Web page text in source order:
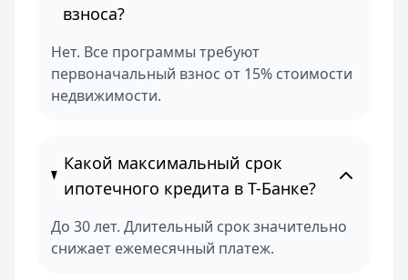
взноса?
Нет. Все программы требуют
первоначальный взнос от 15% стоимости
недвижимости.
Какой максимальный срок
ипотечного кредита в Т-Банке?
До 30 лет. Длительный срок значительно
снижает ежемесячный платеж.